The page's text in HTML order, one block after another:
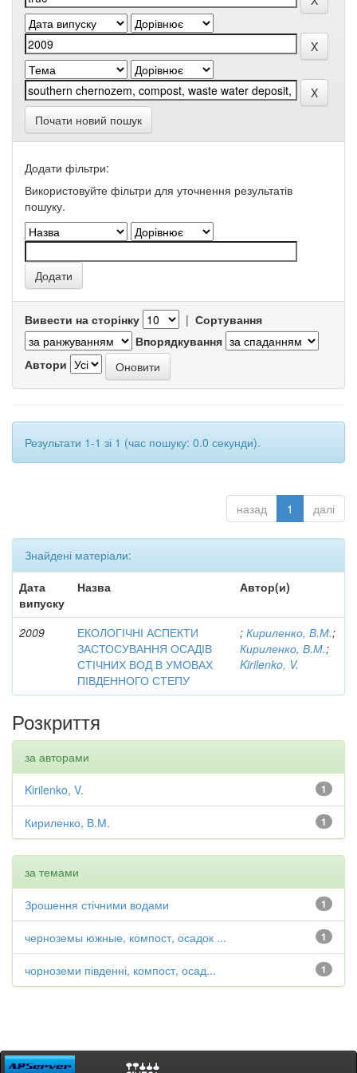
Почати новий пошук
Додати фільтри:
Використовуйте фільтри для уточнення результатів
пошуку.
Вивести на сторінку | Сортування
Впорядкування
Автори
Результати 1-1 зі 1 (час пошуку: 0.0 секунди).
назад 1 далі
Знайдені матеріали:
Дата
випуску
Назва Автор(и)
2009
ЕКОЛОГІЧНІ АСПЕКТИ
ЗАСТОСУВАННЯ ОСАДІВ
СТІЧНИХ ВОД В УМОВАХ
ПІВДЕННОГО СТЕПУ
; Кириленко, В.М.;
Кириленко, В.М.;
Kirilenko, V.
Розкриття
за авторами
1
Kirilenko, V.
1
Кириленко, В.М.
за темами
1
Зрошення стічними водами
1
черноземы южные, компост, осадок ...
1
чорноземи південні, компост, осад...